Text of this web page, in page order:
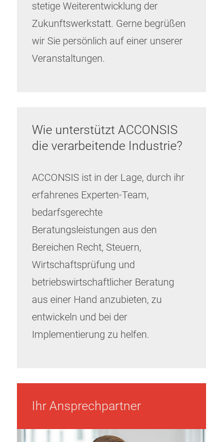
stetige Weiterentwicklung der
Zukunftswerkstatt. Gerne begrüßen
wir Sie persönlich auf einer unserer
Veranstaltungen.
Wie unterstützt ACCONSIS
die verarbeitende Industrie?
ACCONSIS ist in der Lage, durch ihr
erfahrenes Experten-Team,
bedarfsgerechte
Beratungsleistungen aus den
Bereichen Recht, Steuern,
Wirtschaftsprüfung und
betriebswirtschaftlicher Beratung
aus einer Hand anzubieten, zu
entwickeln und bei der
Implementierung zu helfen.
Ihr Ansprechpartner